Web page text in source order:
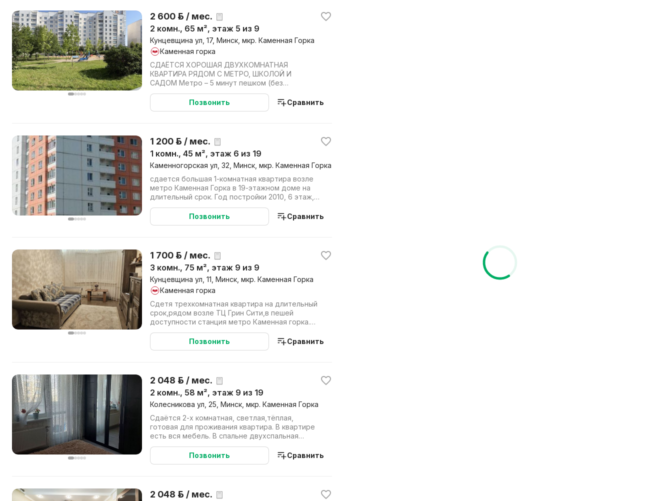
2 600 р. / мес.
2 комн., 65 м², этаж 5 из 9
Кунцевщина ул, 17, Минск, мкр. Каменная Горка
Каменная горка
СДАЁТСЯ ХОРОШАЯ ДВУХКОМНАТНАЯ
КВАРТИРА РЯДОМ С МЕТРО, ШКОЛОЙ И
САДОМ Метро – 5 минут пешком (без
переходов через оживлённые трассы) Школа,
сад рядом М...Позвонить Сравнить
1 200 р. / мес.
1 комн., 45 м², этаж 6 из 19
Каменногорская ул, 32, Минск, мкр. Каменная Горка
сдается большая 1-комнатная квартира возле
метро Каменная Горка в 19-этажном доме на
длительный срок. Год постройки 2010, 6 этаж,
Комната 18 м. кв., к...
Позвонить
Сравнить
1 700 р. / мес.
3 комн., 75 м², этаж 9 из 9
Кунцевщина ул, 11, Минск, мкр. Каменная Горка
Каменная горка
Сдетя трехкомнатная квартира на длительный
срок,рядом возле ТЦ Грин Сити,в пешей
доступности станция метро Каменная горка.
Квартира готова к Вашему пр...
Позвонить
Сравнить
2 048 р. / мес.
2 комн., 58 м², этаж 9 из 19
Колесникова ул, 25, Минск, мкр. Каменная Горка
Сдаётся 2-х комнатная, светлая,тёплая,
готовая для проживания квартира. В квартире
есть вся мебель. В спальне двухспальная
кровать, шкаф, комод, зерк...
Позвонить
Сравнить
2 048 р. / мес.